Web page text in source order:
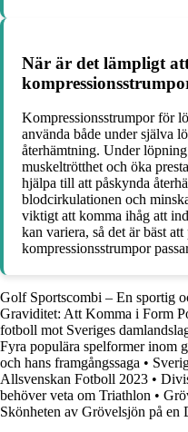
När är det lämpligt
Kompressionsstrumpor för
använda både under själva
återhämtning. Under
muskeltrötthet och öka
hjälpa till att påskynda
blodcirkulationen och
viktigt att komma ihåg att
kan variera, så det är bäst
kompressionsstrumpor
Golf Sportscombi – En sportig
Graviditet: Att Komma i Form
fotboll mot Sveriges
Fyra populära spelformer inom
och hans framgångssaga •
Allsvenskan Fotboll 2023 •
behöver veta om Triathlon •
Skönheten av Grövelsjön på en